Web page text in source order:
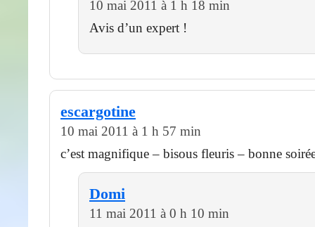
10 mai 2011 à 1 h 18 min
Avis d’un expert !
escargotine
10 mai 2011 à 1 h 57 min
c’est magnifique – bisous fleuris – bonne
Domi
11 mai 2011 à 0 h 10 min